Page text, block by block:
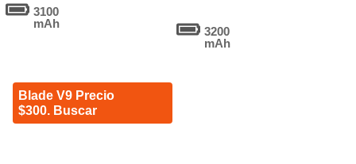
3100
mAh
Blade V9 Precio
$300. Buscar
3200
mAh